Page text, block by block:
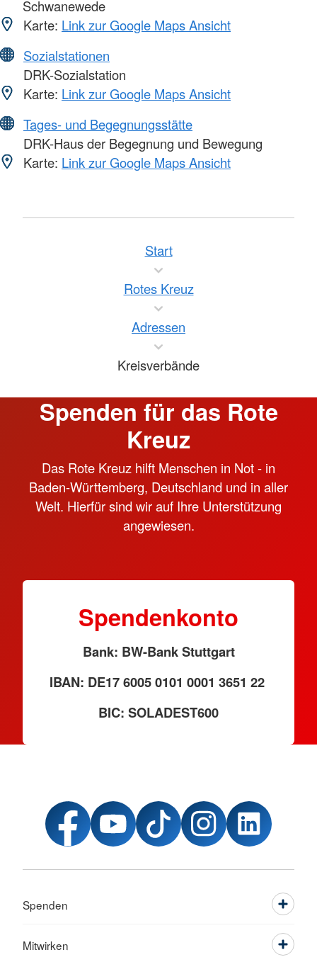
Schwanewede
Karte: Link zur Google Maps Ansicht
Sozialstationen
DRK-Sozialstation
Karte: Link zur Google Maps Ansicht
Tages- und Begegnungsstätte
DRK-Haus der Begegnung und Bewegung
Karte: Link zur Google Maps Ansicht
Start
Rotes Kreuz
Adressen
Kreisverbände
Spenden für das Rote
Kreuz
Das Rote Kreuz hilft Menschen in Not - in
Baden-Württemberg, Deutschland und in aller
Welt. Hierfür sind wir auf Ihre Unterstützung
angewiesen.
Spendenkonto
Bank: BW-Bank Stuttgart
IBAN: DE17 6005 0101 0001 3651 22
BIC: SOLADEST600
Spenden
Mitwirken